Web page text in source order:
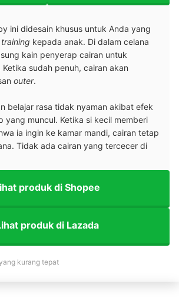
ini didesain khusus untuk Anda yang
kepada anak. Di dalam celana
kain penyerap cairan untuk
sudah penuh, cairan akan
outer.
belajar rasa tidak nyaman akibat efek
yang muncul. Ketika si kecil memberi
ia ingin ke kamar mandi, cairan tetap
Tidak ada cairan yang tercecer di
produk di Shopee
produk di Lazada
kurang tepat